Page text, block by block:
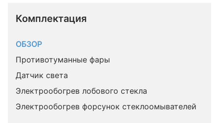
Комплектация
ОБЗОР
Противотуманные фары
Датчик света
Электрообогрев лобового стекла
Электрообогрев форсунок стеклоомывателей